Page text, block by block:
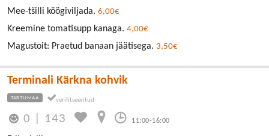
Mee-tšilli köögiviljada. 6,00€
Kreemine tomatisupp kanaga. 4,00€
Magustoit: Praetud banaan jäätisega. 3,50€
Terminali Kärkna kohvik
TARTUMAA
0 143 11:00-16:00